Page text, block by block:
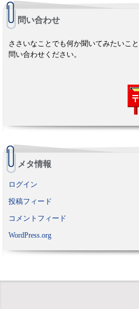
問い合わせ
ささいなことでも何か聞いてみたいこ
問い合わせください。
メタ情報
ログイン
投稿フィード
コメントフィード
WordPress.org